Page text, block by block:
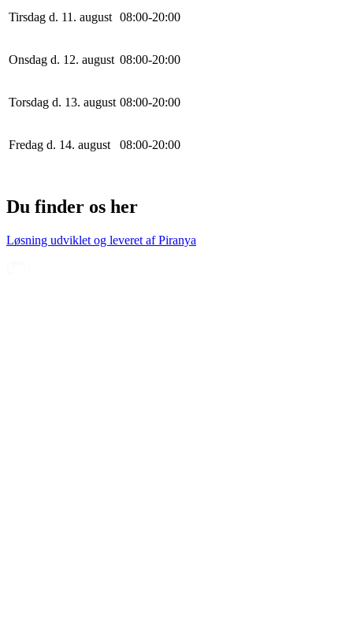
Tirsdag d. 11. august 08:00-20:00
Onsdag d. 12. august 08:00-20:00
Torsdag d. 13. august 08:00-20:00
Fredag d. 14. august 08:00-20:00
Du finder os her
Løsning udviklet og leveret afPiranya